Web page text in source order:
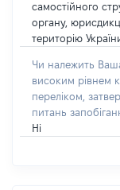
самостійного
органу,
територію
Чи належить
високим рівнем
переліком,
питань
Ні